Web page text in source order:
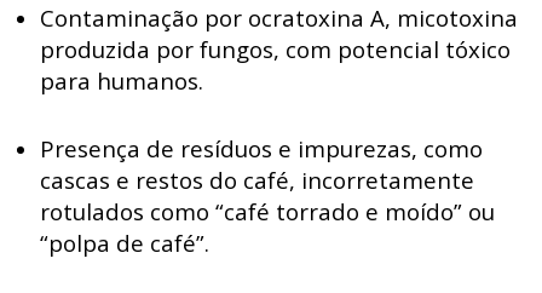
Contaminação por ocratoxina A, micotoxina
produzida por fungos, com potencial tóxico
para humanos.
Presença de resíduos e impurezas, como
cascas e restos do café, incorretamente
rotulados como “café torrado e moído” ou
“polpa de café”.